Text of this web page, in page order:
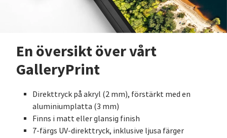
En översikt över vårt
GalleryPrint
Direkttryck på akryl (2 mm), förstärkt med en
aluminiumplatta (3 mm)
Finns i matt eller glansig finish
7-färgs UV-direkttryck, inklusive ljusa färger